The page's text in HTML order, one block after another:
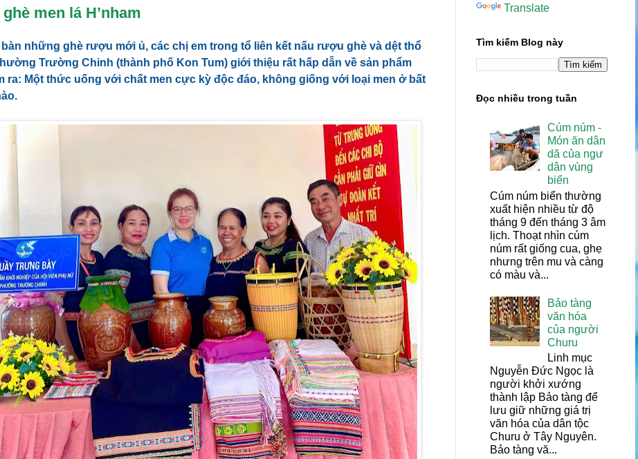
men lá H’nham
những ghè rượu mới ủ, các chị em trong tổ liên kết nấu rượu ghè và dệt thổ
Trường Chinh (thành phố Kon Tum) giới thiệu rất hấp dẫn về sản phẩm
ra: Một thức uống với chất men cực kỳ độc đáo, không giống với loại men ở bất
Translate
Tìm kiếm Blog này
Đọc nhiều trong tuần
Cúm núm -
Món ăn dân
dã của ngư
dân vùng
biển
Cúm núm biển thường
xuất hiện nhiều từ độ
tháng 9 đến tháng 3 âm
lịch. Thoạt nhìn cúm
núm rất giống cua, ghẹ
nhưng trên mu và càng
có màu và...
Bảo tàng
văn hóa
của người
Churu
Linh mục
Nguyễn Đức Ngọc là
người khởi xướng
thành lập Bảo tàng để
lưu giữ những giá trị
văn hóa của dân tộc
Churu ở Tây Nguyên.
Bảo tàng vă...